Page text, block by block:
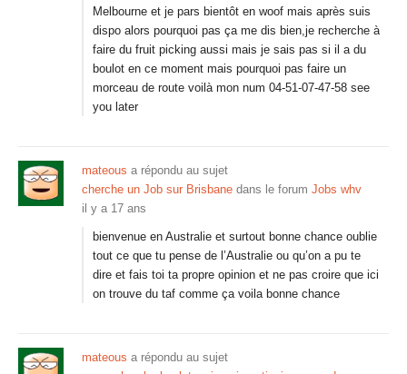
Melbourne et je pars bientôt en woof mais après suis
dispo alors pourquoi pas ça me dis bien,je recherche à
faire du fruit picking aussi mais je sais pas si il a du
boulot en ce moment mais pourquoi pas faire un
morceau de route voilà mon num 04-51-07-47-58 see
you later
mateous a répondu au sujet
cherche un Job sur Brisbane dans le forum Jobs whv
il y a 17 ans
bienvenue en Australie et surtout bonne chance oublie
tout ce que tu pense de l’Australie ou qu’on a pu te
dire et fais toi ta propre opinion et ne pas croire que ici
on trouve du taf comme ça voila bonne chance
mateous a répondu au sujet